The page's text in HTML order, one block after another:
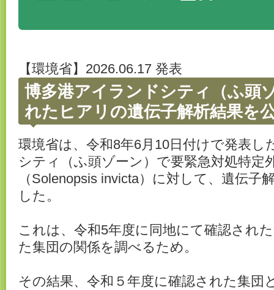
【環境省】2026.06.17 発表
博多港アイランドシティ（ふ頭
れたヒアリの遺伝子解析結果を
環境省は、令和8年6月10日付けで発表し
シティ（ふ頭ゾーン）で要緊急対処特定
（Solenopsis invicta）に対して、遺伝子
した。
これは、令和5年度に同地にて確認され
た集団の関係を調べるため。
その結果、令和５年度に確認された集団